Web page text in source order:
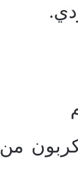
من